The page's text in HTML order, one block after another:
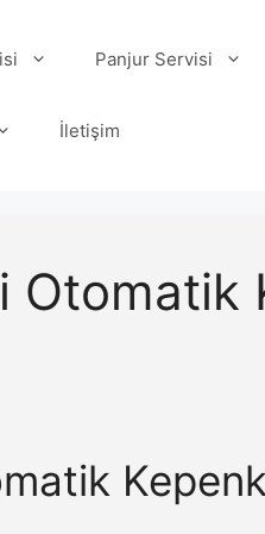
Panjur Servisi
İletişim
Otomatik